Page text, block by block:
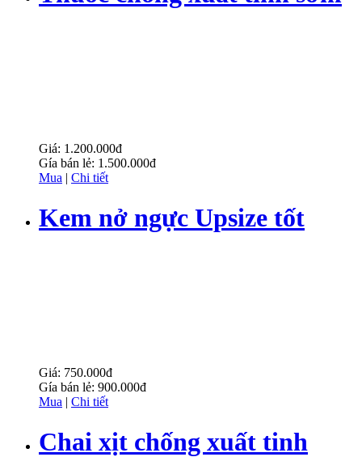
Giá: 1.200.000đ
Gía bán lẻ: 1.500.000đ
Mua | Chi tiết
Kem nở ngực Upsize tốt
Giá: 750.000đ
Gía bán lẻ: 900.000đ
Mua | Chi tiết
Chai xịt chống xuất tinh